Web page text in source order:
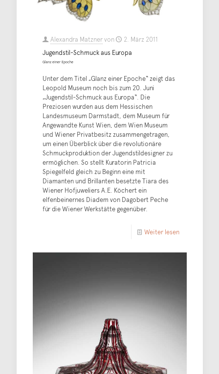
Alexandra Matznervon
2. März 2011
Jugendstil-Schmuck aus Europa
Glanz einer Epoche
Unter dem Titel „Glanz einer Epoche“ zeigt das
Leopold Museum noch bis zum 20. Juni
„Jugendstil-Schmuck aus Europa“. Die
Preziosen wurden aus dem Hessischen
Landesmuseum Darmstadt, dem Museum für
Angewandte Kunst Wien, dem Wien Museum
und Wiener Privatbesitz zusammengetragen,
um einen Überblick über die revolutionäre
Schmuckproduktion der Jugendstildesigner zu
ermöglichen. So stellt Kuratorin Patricia
Spiegelfeld gleich zu Beginn eine mit
Diamanten und Brillanten besetzte Tiara des
Wiener Hofjuweliers A.E. Köchert ein
elfenbeinernes Diadem von Dagobert Peche
für die Wiener Werkstätte gegenüber.
Weiter lesen